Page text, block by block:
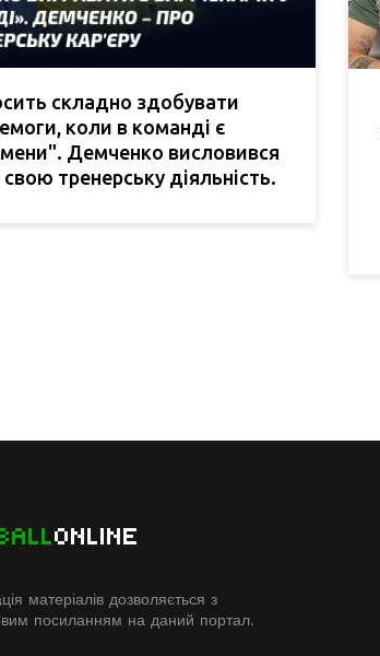
складно здобувати
коли в команді є
Демченко висловився
свою тренерську діяльність.
ONLINE
матеріалів дозволяється з
посиланням на даний портал.